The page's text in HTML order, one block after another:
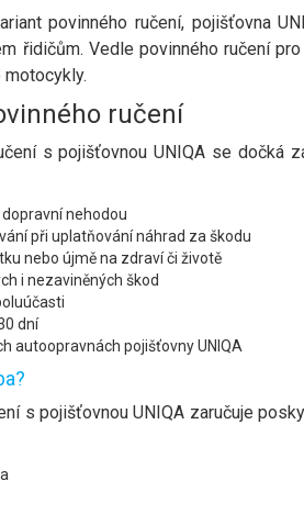
povinného ručení, pojišťovna
řidičům. Vedle povinného ručení
motocykly.
ručení
s pojišťovnou UNIQA se dočká
nehodou
při uplatňování náhrad za škodu
nebo újmě na zdraví či životě
i nezaviněných škod
dní
autoopravnách pojišťovny UNIQA
s pojišťovnou UNIQA zaručuje